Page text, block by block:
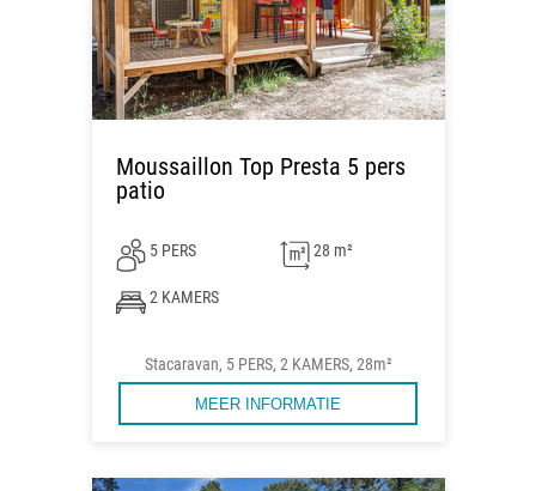
Moussaillon Top Presta 5 pers
patio
5 PERS 28 m²
2 KAMERS
Stacaravan, 5 PERS, 2 KAMERS, 28m²
MEER INFORMATIE